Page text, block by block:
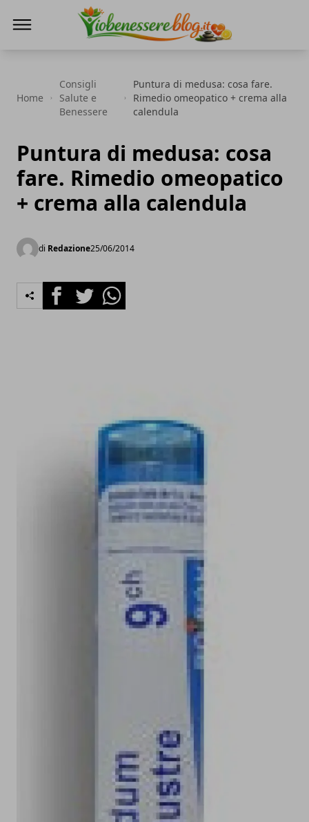
Home
Consigli
Salute e
Benessere
Puntura di medusa: cosa fare.
Rimedio omeopatico + crema alla
calendula
Puntura di medusa: cosa
fare. Rimedio omeopatico
+ crema alla calendula
di Redazione25/06/2014
FacebookTwitterWhatsapp